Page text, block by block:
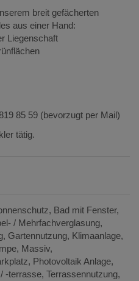
breit gefächerten
aus einer Hand:
Liegenschaft
85 59 (bevorzugt per Mail)
tätig.
Bad mit Fenster
/ Mehrfachverglasung
Gartennutzung Klimaanlage
Massiv
Photovoltaik Anlage
-terrasse Terrassennutzung